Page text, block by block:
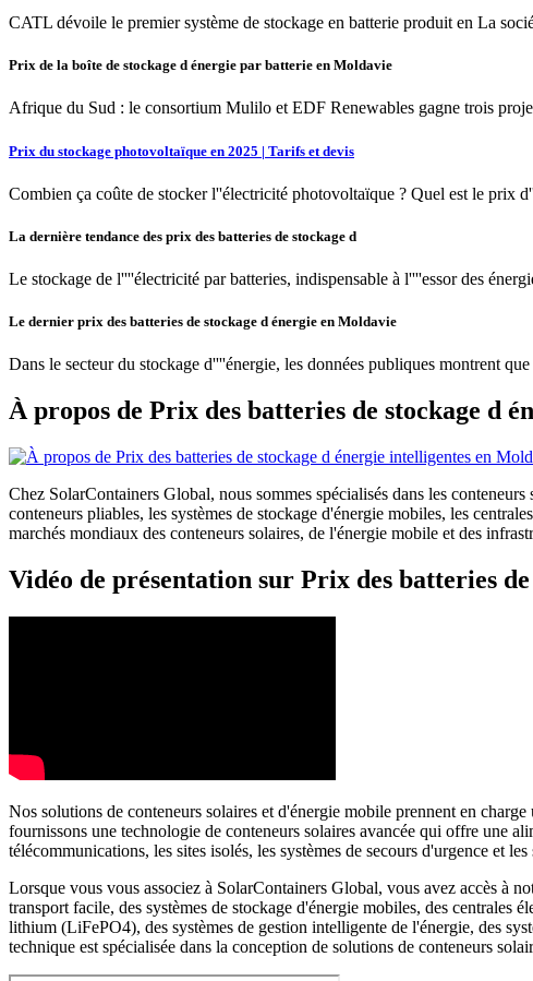
CATL dévoile le premier système de stockage en batterie produit en La
Prix de la boîte de stockage d énergie par batterie en Moldavie
Afrique du Sud : le consortium Mulilo et EDF Renewables gagne trois
Prix du stockage photovoltaïque en 2025 | Tarifs et devis
Combien ça coûte de stocker l''électricité photovoltaïque ? Quel est le prix
La dernière tendance des prix des batteries de stockage d
Le stockage de l''''électricité par batteries, indispensable à l''''essor des
Le dernier prix des batteries de stockage d énergie en Moldavie
Dans le secteur du stockage d''''énergie, les données publiques montrent
À propos de Prix des batteries de stockage d
Chez SolarContainers Global, nous sommes spécialisés dans les
conteneurs pliables, les systèmes de stockage d'énergie mobiles, les
marchés mondiaux des conteneurs solaires, de l'énergie mobile et des
Vidéo de présentation sur Prix des batteries
Nos solutions de conteneurs solaires et d'énergie mobile prennent en
fournissons une technologie de conteneurs solaires avancée qui offre une
télécommunications, les sites isolés, les systèmes de secours d'urgence et
Lorsque vous vous associez à SolarContainers Global, vous avez accès à
transport facile, des systèmes de stockage d'énergie mobiles, des centrales
lithium (LiFePO4), des systèmes de gestion intelligente de l'énergie, des
technique est spécialisée dans la conception de solutions de conteneurs